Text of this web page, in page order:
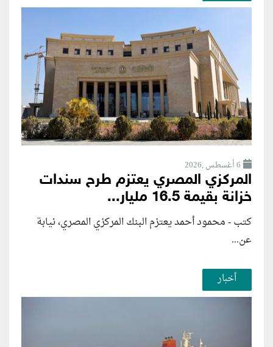
6 أغسطس ,2026
المركزي المصري يعتزم طرح سندات
خزانة بقيمة 16.5 مليار...
كتب - محمود أحمد يعتزم البنك المركزي المصري، نيابة
عن...
أخبار